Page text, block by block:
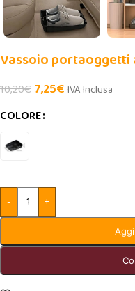
Vassoio portaoggetti
10,20€7,25€ IVA Inclusa
COLORE
- +